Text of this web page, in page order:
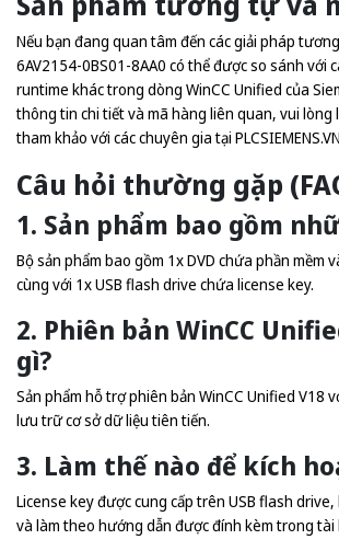
Nếu bạn đang quan tâm đến các giải pháp
6AV2154-0BS01-8AA0 có thể được so sánh với
runtime khác trong dòng WinCC Unified của
thông tin chi tiết và mã hàng liên quan, vui lòng
tham khảo với các chuyên gia tại PLCSIEMENS.VN
Câu hỏi thường gặp
1. Sản phẩm bao gồm
Bộ sản phẩm bao gồm 1x DVD chứa phần mềm
cùng với 1x USB flash drive chứa license key.
2. Phiên bản WinCC
gì?
Sản phẩm hỗ trợ phiên bản WinCC Unified V18
lưu trữ cơ sở dữ liệu tiên tiến.
3. Làm thế nào để kích
License key được cung cấp trên USB flash drive,
và làm theo hướng dẫn được đính kèm trong tài